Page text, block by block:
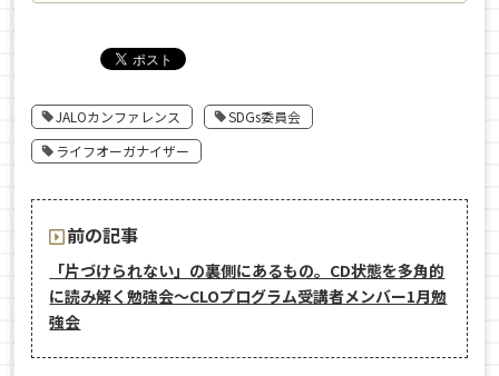
JALOカンファレンス
SDGs委員会
ライフオーガナイザー
前の記事
「片づけられない」の裏側にあるもの。CD状態を多角的
に読み解く勉強会〜CLOプログラム受講者メンバー1月勉
強会